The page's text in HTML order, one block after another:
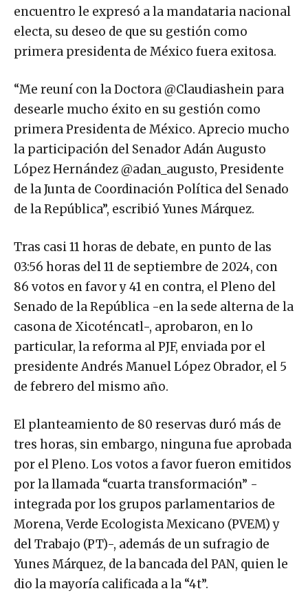
encuentro le expresó a la mandataria nacional
electa, su deseo de que su gestión como
primera presidenta de México fuera exitosa.
“Me reuní con la Doctora @Claudiashein para
desearle mucho éxito en su gestión como
primera Presidenta de México. Aprecio mucho
la participación del Senador Adán Augusto
López Hernández @adan_augusto, Presidente
de la Junta de Coordinación Política del Senado
de la República”, escribió Yunes Márquez.
Tras casi 11 horas de debate, en punto de las
03:56 horas del 11 de septiembre de 2024, con
86 votos en favor y 41 en contra, el Pleno del
Senado de la República -en la sede alterna de la
casona de Xicoténcatl-, aprobaron, en lo
particular, la reforma al PJF, enviada por el
presidente Andrés Manuel López Obrador, el 5
de febrero del mismo año.
El planteamiento de 80 reservas duró más de
tres horas, sin embargo, ninguna fue aprobada
por el Pleno. Los votos a favor fueron emitidos
por la llamada “cuarta transformación” -
integrada por los grupos parlamentarios de
Morena, Verde Ecologista Mexicano (PVEM) y
del Trabajo (PT)-, además de un sufragio de
Yunes Márquez, de la bancada del PAN, quien le
dio la mayoría calificada a la “4t”.